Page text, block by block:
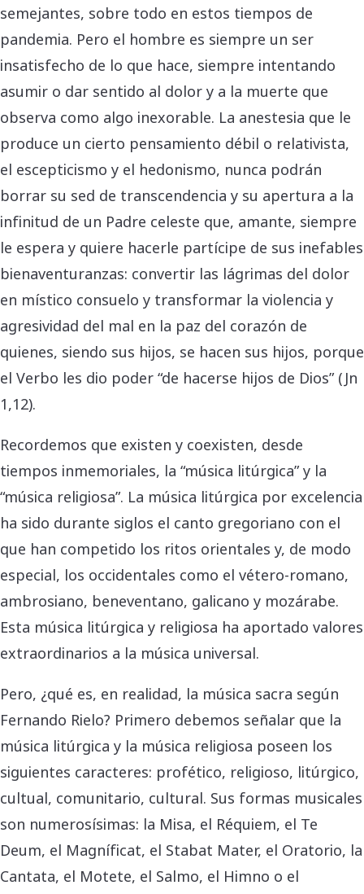
semejantes, sobre todo en estos tiempos de
pandemia. Pero el hombre es siempre un ser
insatisfecho de lo que hace, siempre intentando
asumir o dar sentido al dolor y a la muerte que
observa como algo inexorable. La anestesia que le
produce un cierto pensamiento débil o relativista,
el escepticismo y el hedonismo, nunca podrán
borrar su sed de transcendencia y su apertura a la
infinitud de un Padre celeste que, amante, siempre
le espera y quiere hacerle partícipe de sus inefables
bienaventuranzas: convertir las lágrimas del dolor
en místico consuelo y transformar la violencia y
agresividad del mal en la paz del corazón de
quienes, siendo sus hijos, se hacen sus hijos, porque
el Verbo les dio poder “de hacerse hijos de Dios” (Jn
1,12).
Recordemos que existen y coexisten, desde
tiempos inmemoriales, la “música litúrgica” y la
“música religiosa”. La música litúrgica por excelencia
ha sido durante siglos el canto gregoriano con el
que han competido los ritos orientales y, de modo
especial, los occidentales como el vétero-romano,
ambrosiano, beneventano, galicano y mozárabe.
Esta música litúrgica y religiosa ha aportado valores
extraordinarios a la música universal.
Pero, ¿qué es, en realidad, la música sacra según
Fernando Rielo? Primero debemos señalar que la
música litúrgica y la música religiosa poseen los
siguientes caracteres: profético, religioso, litúrgico,
cultual, comunitario, cultural. Sus formas musicales
son numerosísimas: la Misa, el Réquiem, el Te
Deum, el Magníficat, el Stabat Mater, el Oratorio, la
Cantata, el Motete, el Salmo, el Himno o el